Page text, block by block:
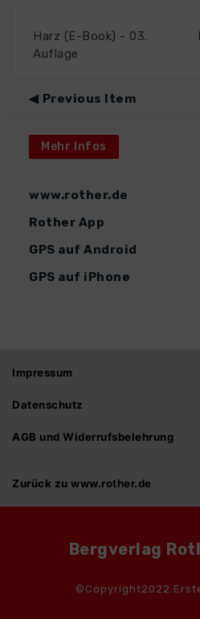
Harz (E-Book) - 03.
Auflage
Previous Item
Mehr Infos
www.rother.de
Rother App
GPS auf Android
GPS auf iPhone
Impressum
Datenschutz
AGB und Widerrufsbelehrung
Zurück zu www.rother.de
Bergverlag